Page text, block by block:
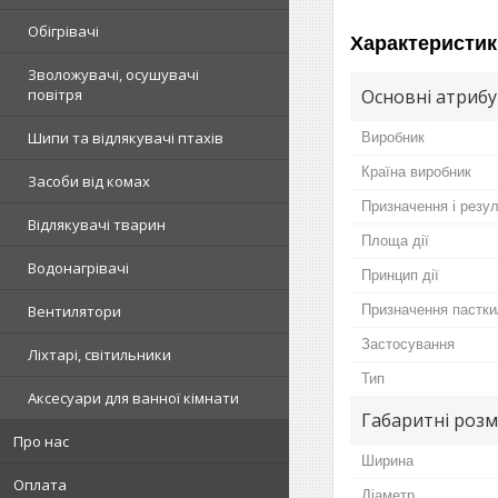
Обігрівачі
Зволожувачі, осушувачі
повітря
Шипи та відлякувачі птахів
Засоби від комах
Відлякувачі тварин
Водонагрівачі
Вентилятори
Ліхтарі, світильники
Аксесуари для ванної кімнати
Про нас
Оплата
Основні
Виробник
Країна виробник
Призначення і
Площа дії
Принцип дії
Призначення
Застосування
Тип
Габаритні
Ширина